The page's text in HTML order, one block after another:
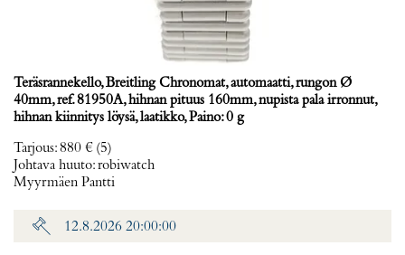
Teräsrannekello, Breitling Chronomat, automaatti, rungon Ø
40mm, ref. 81950A, hihnan pituus 160mm, nupista pala irronnut,
hihnan kiinnitys löysä, laatikko, Paino: 0 g
Tarjous:880 € (5)
Johtava huuto:robiwatch
Myyrmäen Pantti
12.8.2026 20:00:00